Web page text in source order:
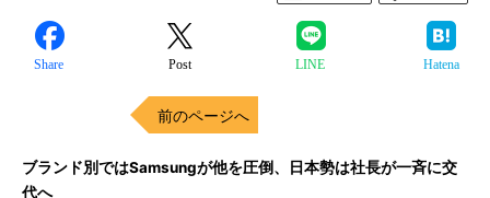
Share Post LINE Hatena
前のページへ
ブランド別ではSamsungが他を圧倒、日本勢は社長が一斉に交
代へ